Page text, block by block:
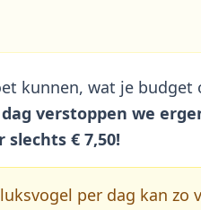
kunnen, wat je budget
verstoppen we
€ 7,50!
per dag kan zo